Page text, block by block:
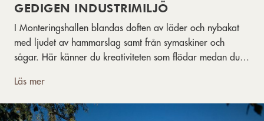
GEDIGEN INDUSTRIMILJÖ
I Monteringshallen blandas doften av läder och nybakat
med ljudet av hammarslag samt från symaskiner och
sågar. Här känner du kreativiteten som flödar medan du
skapande på plats.
Läs mer